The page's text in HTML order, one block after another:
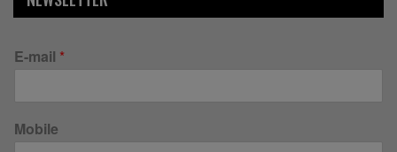
E-mail *
Mobile